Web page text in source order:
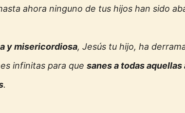
ahora ninguno de tus hijos han sido
y misericordiosa, Jesús tu hijo, ha
infinitas para que sanes a todas
.